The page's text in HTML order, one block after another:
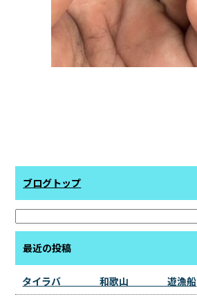
ブログトップ
最近の投稿
タイラバ 和歌山 遊漁船